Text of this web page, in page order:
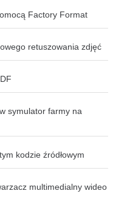
Factory Format
retuszowania zdjęć
symulator farmy na
kodzie źródłowym
multimedialny wideo